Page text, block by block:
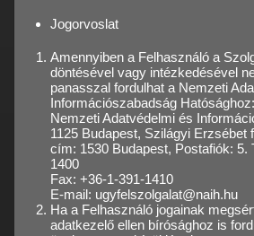
Jogorvoslat
Amennyiben a Felhasználó a
döntésével vagy intézkedésével
panasszal fordulhat a Nemzeti
Információszabadság Hatósághoz:
Nemzeti Adatvédelmi és
1125 Budapest, Szilágyi Erzsébet
cím: 1530 Budapest, Postafiók: 5.
1400
Fax: +36-1-391-1410
E-mail: ugyfelszolgalat@naih.hu
Ha a Felhasználó jogainak
adatkezelő ellen bírósághoz is